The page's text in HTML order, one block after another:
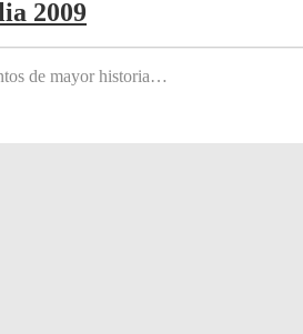
2009
de mayor historia…